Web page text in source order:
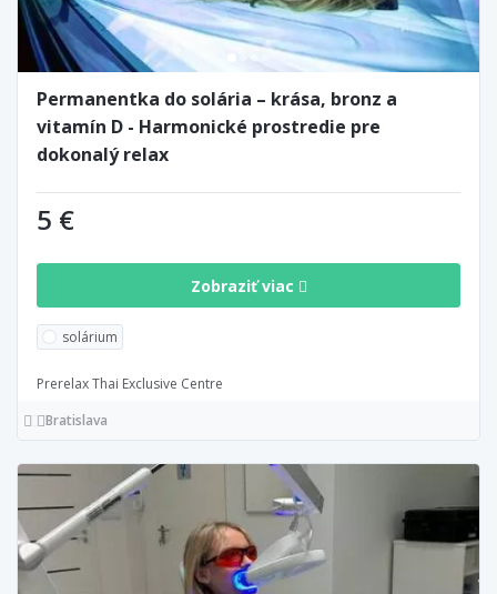
Permanentka do solária – krása, bronz a
vitamín D - Harmonické prostredie pre
dokonalý relax
5 €
Zobraziť viac
solárium
Prerelax Thai Exclusive Centre
Bratislava